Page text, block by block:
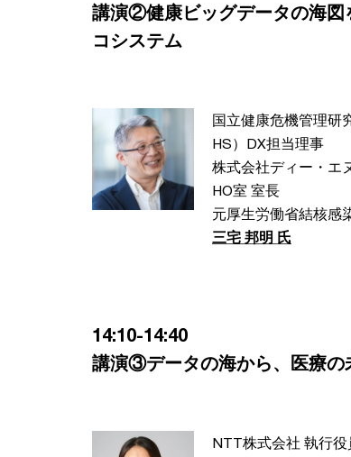
講演②健康ビッグデータの海
コシステム
国立健康危機管理研
HS）DX担当理事
株式会社ディー・エ
HO室 室長
元厚生労働省結核感
三宅 邦明 氏
14:10-14:40
講演③データの海から、医療
NTT株式会社 執行役